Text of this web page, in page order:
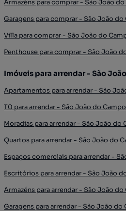
Armazéns para comprar - São João
Garagens para comprar - São João do
Villa para comprar - São João do
Penthouse para comprar - São João
Imóveis para arrendar - São
Apartamentos para arrendar - São
T0 para arrendar - São João do Campo
Moradias para arrendar - São João do
Quartos para arrendar - São João do
Espaços comerciais para arrendar -
Escritórios para arrendar - São João
Armazéns para arrendar - São João do
Garagens para arrendar - São João do